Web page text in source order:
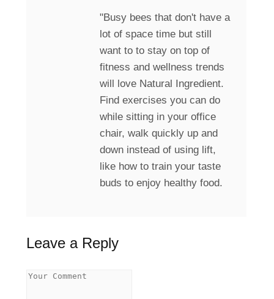
"Busy bees that don't have a
lot of space time but still
want to to stay on top of
fitness and wellness trends
will love Natural Ingredient.
Find exercises you can do
while sitting in your office
chair, walk quickly up and
down instead of using lift,
like how to train your taste
buds to enjoy healthy food.
Leave a Reply